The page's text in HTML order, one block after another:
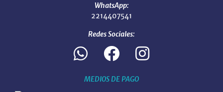
WhatsApp:
2214407541
Redes Sociales:
MEDIOS DE PAGO